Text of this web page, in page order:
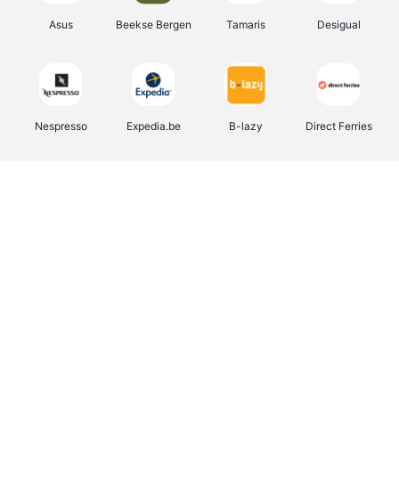
Asus Beekse Bergen Tamaris Desigual
Nespresso Expedia.be B-lazy Direct Ferries